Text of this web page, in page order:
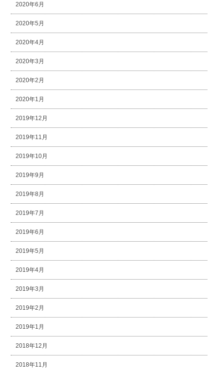
2020年6月
2020年5月
2020年4月
2020年3月
2020年2月
2020年1月
2019年12月
2019年11月
2019年10月
2019年9月
2019年8月
2019年7月
2019年6月
2019年5月
2019年4月
2019年3月
2019年2月
2019年1月
2018年12月
2018年11月